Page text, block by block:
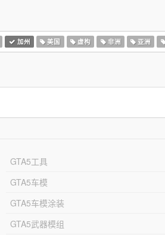
加州 美国 虚构 非洲 亚洲
GTA5工具
GTA5车模
GTA5车模涂装
GTA5武器模组